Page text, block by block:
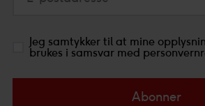
Jeg samtykker til at mine
brukes i samsvar med
Abonner